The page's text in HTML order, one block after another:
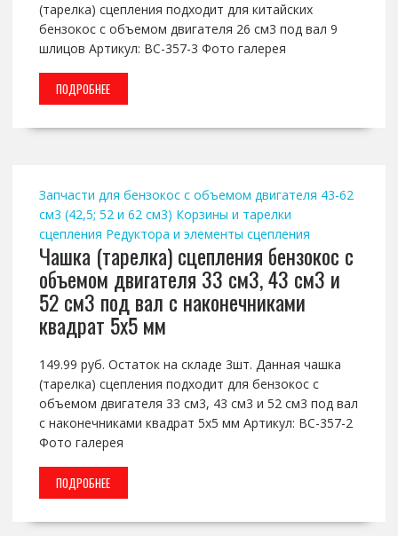
(тарелка) сцепления подходит для китайских
бензокос с объемом двигателя 26 см3 под вал 9
шлицов Артикул: BC-357-3 Фото галерея
ПОДРОБНЕЕ
Запчасти для бензокос с объемом двигателя 43-62
см3 (42,5; 52 и 62 см3) Корзины и тарелки
сцепления Редуктора и элементы сцепления
Чашка (тарелка) сцепления бензокос с
объемом двигателя 33 см3, 43 см3 и
52 см3 под вал с наконечниками
квадрат 5х5 мм
149.99 руб. Остаток на складе 3шт. Данная чашка
(тарелка) сцепления подходит для бензокос с
объемом двигателя 33 см3, 43 см3 и 52 см3 под вал
с наконечниками квадрат 5х5 мм Артикул: BC-357-2
Фото галерея
ПОДРОБНЕЕ